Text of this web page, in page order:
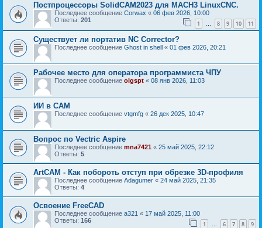
Постпроцессоры SolidCAM2023 для MACH3 LinuxCNC.
Последнее сообщение Corwax « 06 фев 2026, 10:00
Ответы: 201 1 … 8 9 10 11
Существует ли портатив NC Corrector?
Последнее сообщение Ghost in shell « 01 фев 2026, 20:21
Рабочее место для оператора программиста ЧПУ
Последнее сообщение olgspt « 08 янв 2026, 11:03
ИИ в САМ
Последнее сообщение vtgmfg « 26 дек 2025, 10:47
Вопрос по Vectric Aspire
Последнее сообщение mna7421 « 25 май 2025, 22:12
Ответы: 5
ArtCAM - Как побороть отступ при обрезке 3D-профиля
Последнее сообщение Adagumer « 24 май 2025, 21:35
Ответы: 4
Освоение FreeCAD
Последнее сообщение a321 « 17 май 2025, 11:00
Ответы: 166 1 … 6 7 8 9